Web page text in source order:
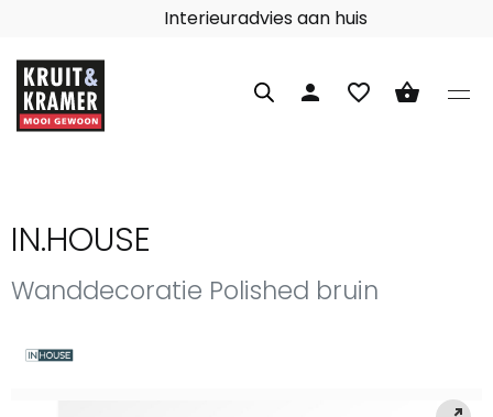
Interieuradvies aan huis
person favorite_border shopping_basket
IN.HOUSE
Wanddecoratie Polished bruin